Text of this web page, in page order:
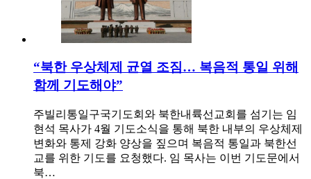
“북한 우상체제 균열 조짐… 복음적 통일 위해
함께 기도해야”
주빌리통일구국기도회와 북한내륙선교회를 섬기는 임
현석 목사가 4월 기도소식을 통해 북한 내부의 우상체제
변화와 통제 강화 양상을 짚으며 복음적 통일과 북한선
교를 위한 기도를 요청했다. 임 목사는 이번 기도문에서
북…